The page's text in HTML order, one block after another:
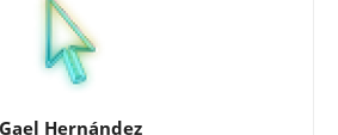
Gael Hernández